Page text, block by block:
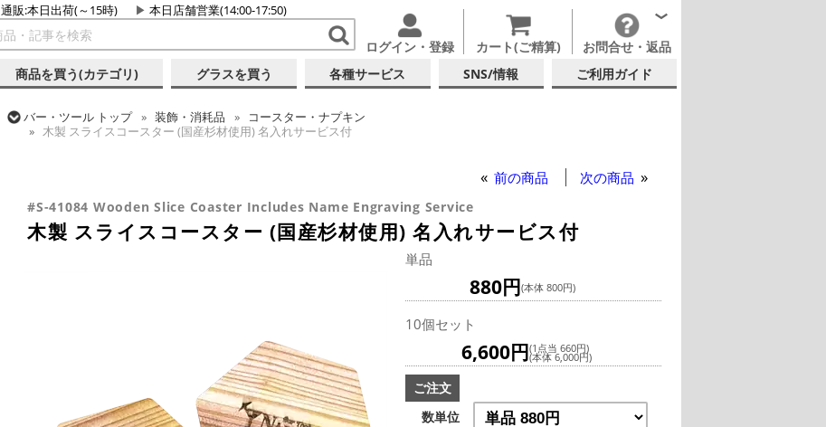
通販:本日出荷(～15時) 本日店舗営業(14:00-17:50)
ログイン・登録 カート(ご精算) お問合せ・返品
商品を買う(カテゴリ) グラスを買う 各種サービス SNS/情報 ご利用ガイド
バー・ツール トップ 装飾・消耗品
コースター・ナプキン
木製 スライスコースター (国産杉材使用) 名入れサービス付
前の商品 次の商品
#S-41084 Wooden Slice Coaster Includes Name Engraving Service
木製 スライスコースター (国産杉材使用) 名入れサービス付
単品
880円(本体 800円)
10個セット
6,600円(1点当 660円)
(本体 6,000円)
ご注文
数単位